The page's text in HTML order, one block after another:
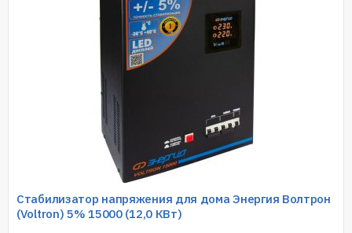
Стабилизатор напряжения для дома Энергия Волтрон
(Voltron) 5% 15000 (12,0 КВт)